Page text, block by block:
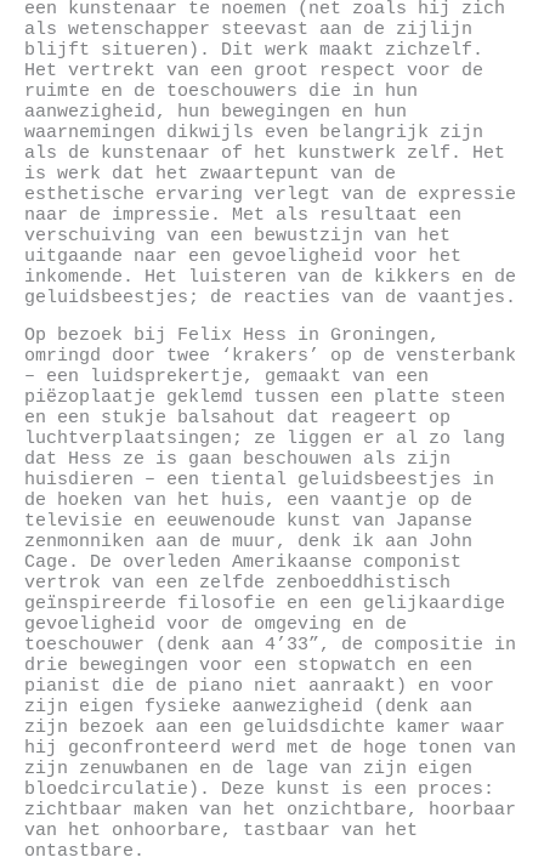
een kunstenaar te noemen (net zoals hij zich
als wetenschapper steevast aan de zijlijn
blijft situeren). Dit werk maakt zichzelf.
Het vertrekt van een groot respect voor de
ruimte en de toeschouwers die in hun
aanwezigheid, hun bewegingen en hun
waarnemingen dikwijls even belangrijk zijn
als de kunstenaar of het kunstwerk zelf. Het
is werk dat het zwaartepunt van de
esthetische ervaring verlegt van de expressie
naar de impressie. Met als resultaat een
verschuiving van een bewustzijn van het
uitgaande naar een gevoeligheid voor het
inkomende. Het luisteren van de kikkers en de
geluidsbeestjes; de reacties van de vaantjes.
Op bezoek bij Felix Hess in Groningen,
omringd door twee ‘krakers’ op de vensterbank
– een luidsprekertje, gemaakt van een
piëzoplaatje geklemd tussen een platte steen
en een stukje balsahout dat reageert op
luchtverplaatsingen; ze liggen er al zo lang
dat Hess ze is gaan beschouwen als zijn
huisdieren – een tiental geluidsbeestjes in
de hoeken van het huis, een vaantje op de
televisie en eeuwenoude kunst van Japanse
zenmonniken aan de muur, denk ik aan John
Cage. De overleden Amerikaanse componist
vertrok van een zelfde zenboeddhistisch
geïnspireerde filosofie en een gelijkaardige
gevoeligheid voor de omgeving en de
toeschouwer (denk aan 4’33”, de compositie in
drie bewegingen voor een stopwatch en een
pianist die de piano niet aanraakt) en voor
zijn eigen fysieke aanwezigheid (denk aan
zijn bezoek aan een geluidsdichte kamer waar
hij geconfronteerd werd met de hoge tonen van
zijn zenuwbanen en de lage van zijn eigen
bloedcirculatie). Deze kunst is een proces:
zichtbaar maken van het onzichtbare, hoorbaar
van het onhoorbare, tastbaar van het
ontastbare.